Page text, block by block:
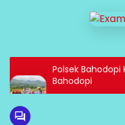
Polsek Bahodopi
Bahodopi